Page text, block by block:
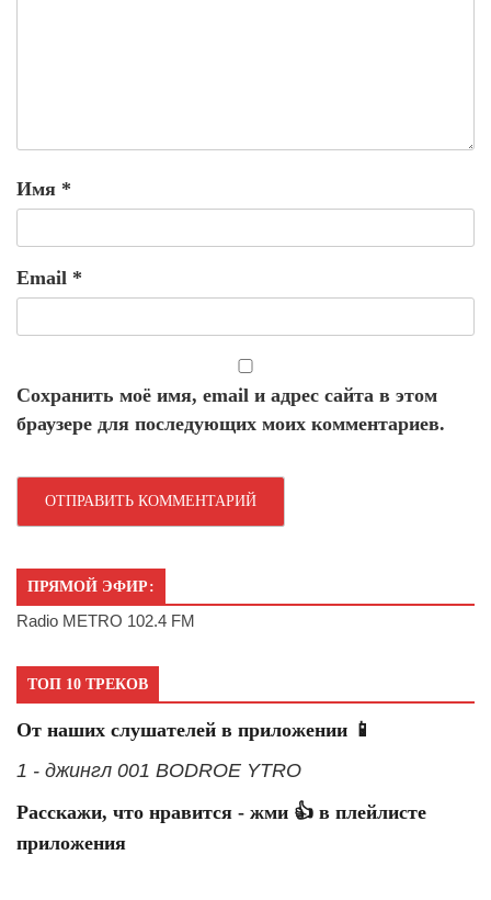
Имя *
Email *
Сохранить моё имя, email и адрес сайта в этом
браузере для последующих моих комментариев.
ПРЯМОЙ ЭФИР:
Radio METRO 102.4 FM
ТОП 10 ТРЕКОВ
От наших слушателей в приложении 📱
1 - джингл 001 BODROE YTRO
Расскажи, что нравится - жми 👍 в плейлисте
приложения